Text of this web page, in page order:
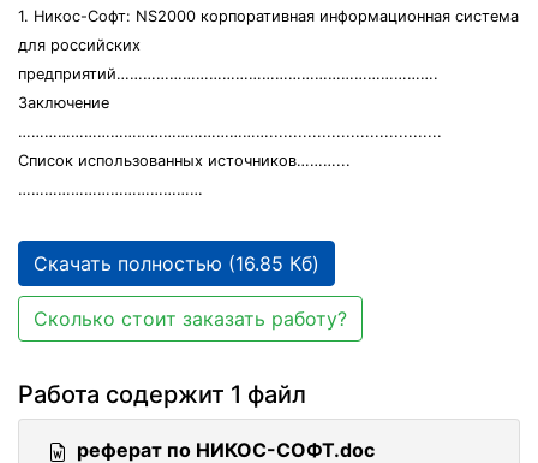
1. Никос-Софт: NS2000 корпоративная информационная система
для российских
предприятий……………………………………………………………….
Заключение
…………………………………………………....................................
Список использованных источников………...
……………………………………
Скачать полностью (16.85 Кб)
Сколько стоит заказать работу?
Работа содержит 1 файл
реферат по НИКОС-СОФТ.doc